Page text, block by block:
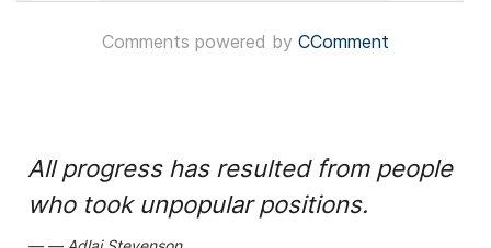
Comments powered by CComment
All progress has resulted from people
who took unpopular positions.